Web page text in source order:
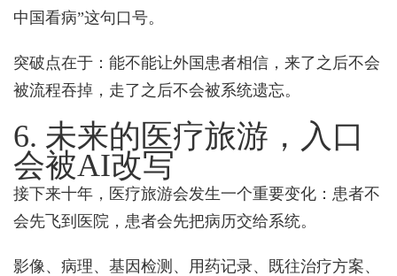
中国看病”这句口号。
突破点在于：能不能让外国患者相信，来了之后不会
被流程吞掉，走了之后不会被系统遗忘。
6. 未来的医疗旅游，入口
会被AI改写
接下来十年，医疗旅游会发生一个重要变化：患者不
会先飞到医院，患者会先把病历交给系统。
影像、病理、基因检测、用药记录、既往治疗方案、